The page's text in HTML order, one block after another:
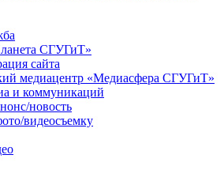
СГУГиТ»
сайта
медиацентр «Медиасфера СГУГиТ»
и коммуникаций
новость
видеосъемку